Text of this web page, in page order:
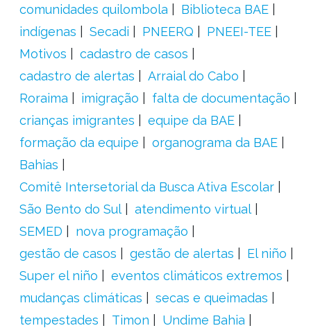
comunidades quilombola
Biblioteca BAE
indígenas
Secadi PNEERQ
PNEEI-TEE
Motivos
cadastro de casos
cadastro de alertas
Arraial do Cabo
Roraima
imigração
falta de documentação
crianças imigrantes
equipe da BAE
formação da equipe
organograma da BAE
Bahias
Comitê Intersetorial da Busca Ativa Escolar
São Bento do Sul
atendimento virtual
SEMED
nova programação
gestão de casos
gestão de alertas
El niño
Super el niño
eventos climáticos extremos
mudanças climáticas
secas e queimadas
tempestades
Timon
Undime Bahia